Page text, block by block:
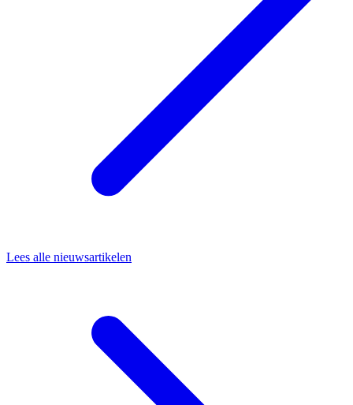
Lees alle nieuwsartikelen